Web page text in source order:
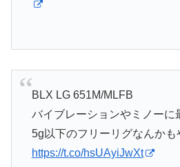
BLX LG 651M/MLFB
バイブレーションやミノーに
5g以下のフリーリグなんかも
https://t.co/hsUAyiJwXt